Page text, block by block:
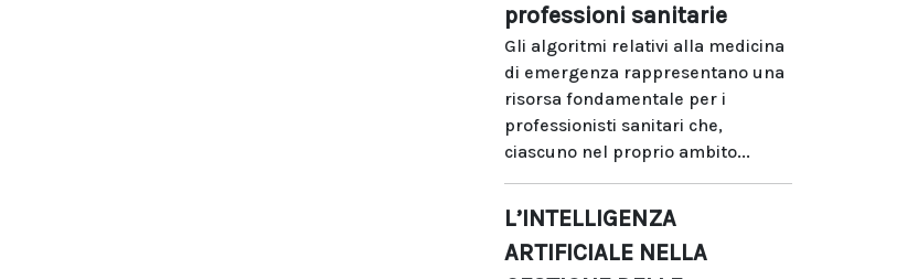
professioni sanitarie
Gli algoritmi relativi alla medicina
di emergenza rappresentano una
risorsa fondamentale per i
professionisti sanitari che,
ciascuno nel proprio ambito...
L’INTELLIGENZA
ARTIFICIALE NELLA